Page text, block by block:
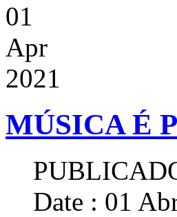
01
Apr
2021
MÚSICA É
Date : 01